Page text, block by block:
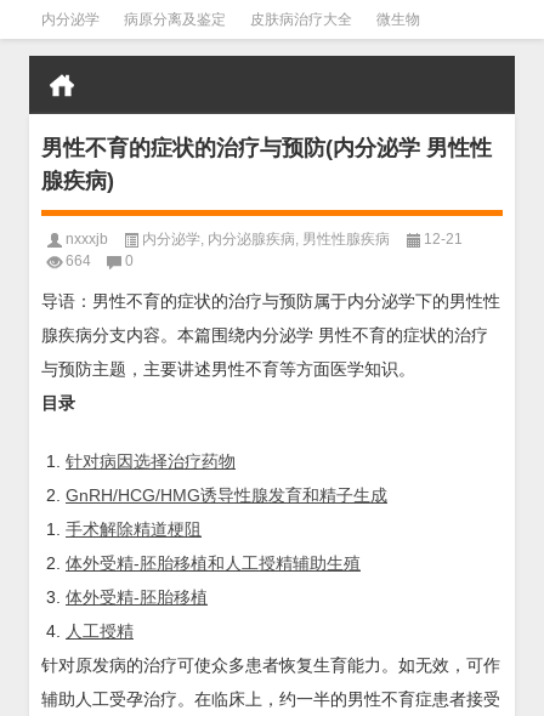
内分泌学 病原分离及鉴定 皮肤病治疗大全 微生物
皮肤病学 男科学 血液病学 心血管 口腔医学 禁戒毒品
男性不育的症状的治疗与预防(内分泌学 男性性
腺疾病)
nxxxjb 内分泌学, 内分泌腺疾病, 男性性腺疾病
12-21
664
0
导语：男性不育的症状的治疗与预防属于内分泌学下的男性性
腺疾病分支内容。本篇围绕内分泌学 男性不育的症状的治疗
与预防主题，主要讲述男性不育等方面医学知识。
目录
针对病因选择治疗药物
GnRH/HCG/HMG诱导性腺发育和精子生成
手术解除精道梗阻
体外受精-胚胎移植和人工授精辅助生殖
体外受精-胚胎移植
人工授精
针对原发病的治疗可使众多患者恢复生育能力。如无效，可作
辅助人工受孕治疗。在临床上，约一半的男性不育症患者接受